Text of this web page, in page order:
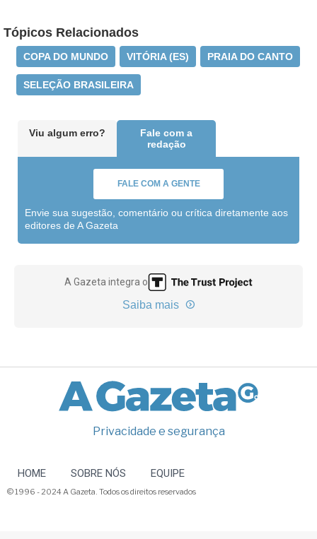
Tópicos Relacionados
COPA DO MUNDO VITÓRIA (ES) PRAIA DO CANTO
SELEÇÃO BRASILEIRA
Viu algum erro?
Fale com a
redação
FALE COM A GENTE
Envie sua sugestão, comentário ou crítica diretamente aos
editores de A Gazeta
A Gazeta integra o
Saiba mais
Privacidade e segurança
HOME SOBRE NÓS EQUIPE
© 1996 - 2024 A Gazeta. Todos os direitos reservados